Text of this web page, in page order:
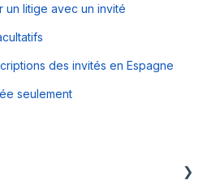
un litige avec un invité
des invités en Espagne
seulement